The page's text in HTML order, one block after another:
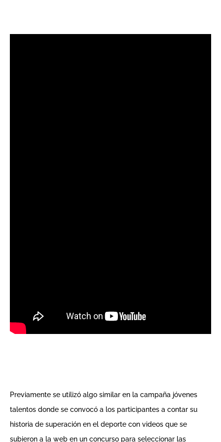
Previamente se utilizó algo similar en la campaña jóvenes
talentos donde se convocó a los participantes a contar su
historia de superación en el deporte con videos que se
subieron a la web en un concurso para seleccionar las